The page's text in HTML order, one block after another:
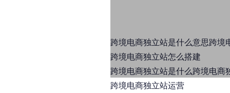
跨境电商独立站是什么意思跨境
跨境电商独立站怎么搭建
跨境电商独立站是什么跨境电
跨境电商独立站运营